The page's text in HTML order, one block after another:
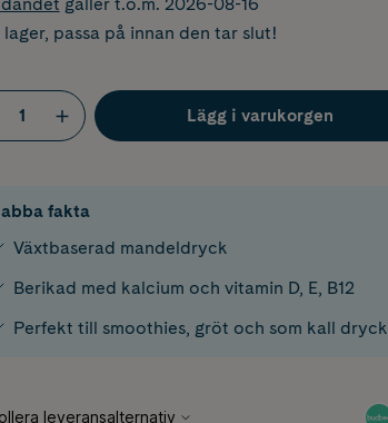
lager, passa på innan den tar slut!
Lägg i varukorgen
fakta
Växtbaserad mandeldryck
Berikad med kalcium och vitamin D, E, B12
Perfekt till smoothies, gröt och som kall dryck